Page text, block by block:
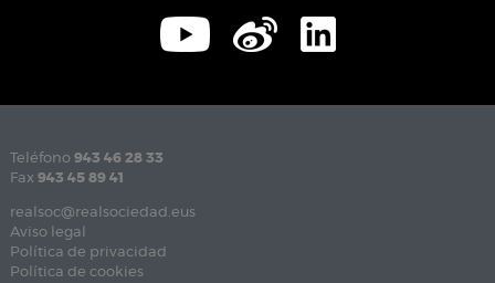
Teléfono 943 46 28 33
Fax 943 45 89 41
realsoc@realsociedad.eus
Aviso legal
Política de privacidad
Política de cookies